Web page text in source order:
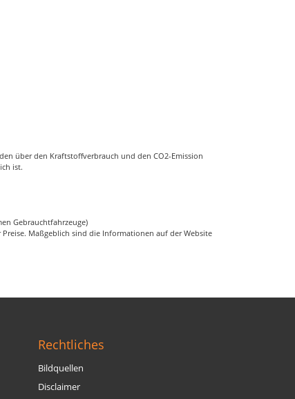
über den Kraftstoffverbrauch und den CO2-Emission
ist.
Gebrauchtfahrzeuge)
Maßgeblich sind die Informationen auf der Website
Rechtliches
Bildquellen
Disclaimer